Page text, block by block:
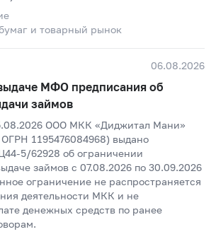
и товарный рынок
06.08.2026
МФО предписания об
займов
ООО МКК «Диджитал Мани»
1195476084968) выдано
5/62928 об ограничении
займов с 07.08.2026 по 30.09.2026
ограничение не распространяется
деятельности МКК и не
денежных средств по ранее